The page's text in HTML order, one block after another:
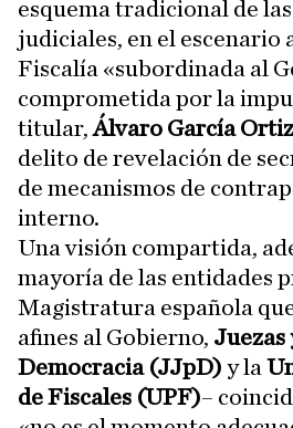
esquema tradicional de
judiciales, en el escenario
Fiscalía «subordinada al
comprometida por la
titular,Álvaro García Ortiz
delito de revelación de
de mecanismos de
interno.
Una visión compartida,
mayoría de las entidades
Magistratura española
afines al Gobierno, Juezas
Democracia (JJpD) y la
de Fiscales (UPF)–